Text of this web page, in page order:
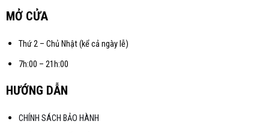
MỞ CỬA
Thứ 2 – Chủ Nhật (kể cả ngày lễ)
7h:00 – 21h:00
HƯỚNG DẪN
CHÍNH SÁCH BẢO HÀNH